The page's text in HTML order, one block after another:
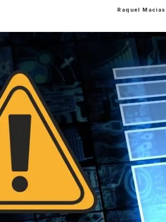
Posted
Raquel Macias